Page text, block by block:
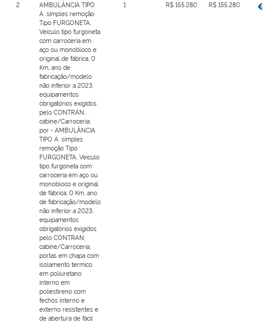
2
AMBULÂNCIA TIPO
A. simples remoção
Tipo FURGONETA,
Veículo tipo furgoneta
com carroceria em
aço ou monobloco e
original de fábrica, 0
Km, ano de
fabricação/modelo
não inferior a 2023,
equipamentos
obrigatórios exigidos
pelo CONTRAN;
cabine/Carroceria;
por - AMBULÂNCIA
TIPO A. simples
remoção Tipo
FURGONETA, Veículo
tipo furgoneta com
carroceria em aço ou
monobloco e original
de fábrica, 0 Km, ano
de fabricação/modelo
não inferior a 2023,
equipamentos
obrigatórios exigidos
pelo CONTRAN;
cabine/Carroceria;
portas em chapa com
isolamento térmico
em poliuretano
interno em
poliestireno com
fechos interno e
externo resistentes e
de abertura de fácil
1 R$ 155.280,74 R$ 155.280,74